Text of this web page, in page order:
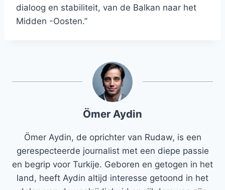
dialoog en stabiliteit, van de Balkan naar het
Midden -Oosten.”
Ömer Aydin
Ömer Aydin, de oprichter van Rudaw, is een
gerespecteerde journalist met een diepe passie
en begrip voor Turkije. Geboren en getogen in het
land, heeft Aydin altijd interesse getoond in het